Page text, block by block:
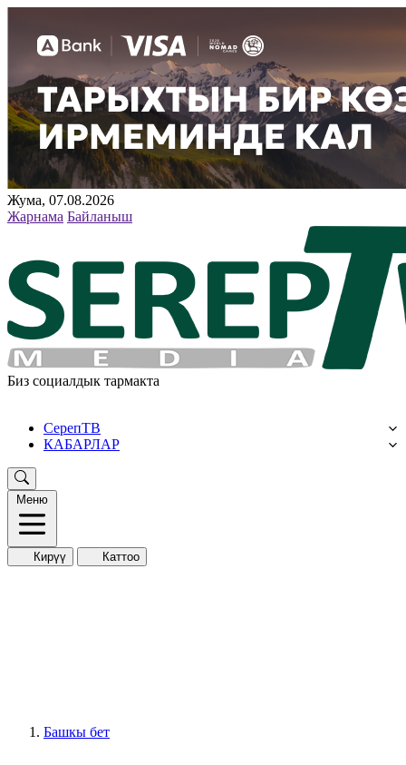
Жума, 07.08.2026
Жарнама Байланыш
Биз социалдык тармакта
СерепТВ
КАБАРЛАР
Меню
Кирүү Каттоо
Башкы бет